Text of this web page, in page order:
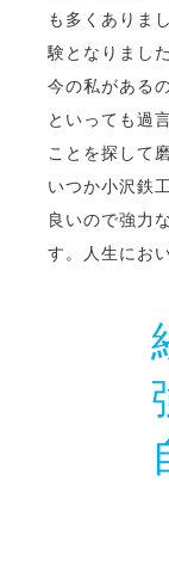
も多くありま
験となりました
今の私がある
といっても過
ことを探して
いつか小沢鉄
良いので強力
す。人生にお